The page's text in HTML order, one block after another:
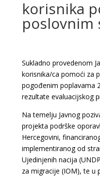
korisnika
poslovnim
Sukladno provedenom
korisnika/ca pomoći za
pogođenim poplavama
rezultate evaluacijskog
Na temelju Javnog
projekta podrške
Hercegovini,
implementiranog od
Ujedinjenih nacija
za migracije (IOM), te u